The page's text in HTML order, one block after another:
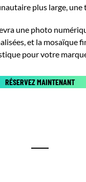
plus large, une
une photo
et la mosaïque
pour votre
RÉSERVEZ MAINTENANT